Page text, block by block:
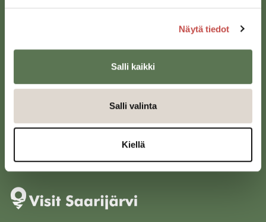
Näytä tiedot
Salli kaikki
Salli valinta
Kiellä
Saarijärven kaupunki
kirjaamo@saarijarvi.fi